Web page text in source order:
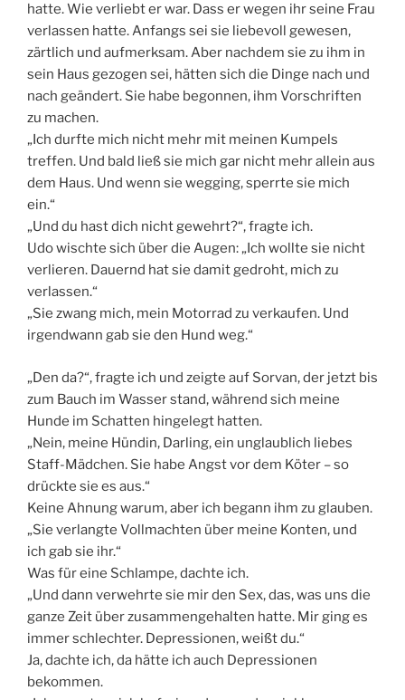
hatte. Wie verliebt er war. Dass er wegen ihr seine Frau
verlassen hatte. Anfangs sei sie liebevoll gewesen,
zärtlich und aufmerksam. Aber nachdem sie zu ihm in
sein Haus gezogen sei, hätten sich die Dinge nach und
nach geändert. Sie habe begonnen, ihm Vorschriften
zu machen.
„Ich durfte mich nicht mehr mit meinen Kumpels
treffen. Und bald ließ sie mich gar nicht mehr allein aus
dem Haus. Und wenn sie wegging, sperrte sie mich
ein.“
„Und du hast dich nicht gewehrt?“, fragte ich.
Udo wischte sich über die Augen: „Ich wollte sie nicht
verlieren. Dauernd hat sie damit gedroht, mich zu
verlassen.“
„Sie zwang mich, mein Motorrad zu verkaufen. Und
irgendwann gab sie den Hund weg.“
„Den da?“, fragte ich und zeigte auf Sorvan, der jetzt bis
zum Bauch im Wasser stand, während sich meine
Hunde im Schatten hingelegt hatten.
„Nein, meine Hündin, Darling, ein unglaublich liebes
Staff-Mädchen. Sie habe Angst vor dem Köter – so
drückte sie es aus.“
Keine Ahnung warum, aber ich begann ihm zu glauben.
„Sie verlangte Vollmachten über meine Konten, und
ich gab sie ihr.“
Was für eine Schlampe, dachte ich.
„Und dann verwehrte sie mir den Sex, das, was uns die
ganze Zeit über zusammengehalten hatte. Mir ging es
immer schlechter. Depressionen, weißt du.“
Ja, dachte ich, da hätte ich auch Depressionen
bekommen.